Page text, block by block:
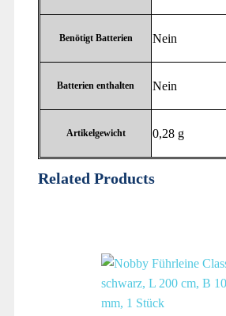
Benötigt Batterien ‎Nein
Batterien enthalten ‎Nein
Artikelgewicht ‎0,28 g
Related Products